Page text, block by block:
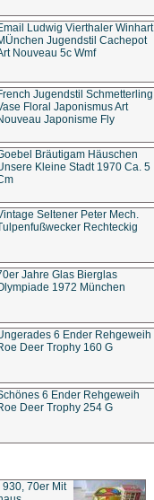
Ludwig Vierthaler Winhart
Jugendstil Cachepot
Nouveau 5c Wmf
Jugendstil Schmetterling
Floral Japonismus Art
Japonisme Fly
Bräutigam Häuschen
Kleine Stadt 1970 Ca. 5
Seltener Peter Mech.
Rechteckig
Jahre Glas Bierglas
1972 München
6 Ender Rehgeweih
Deer Trophy 160 G
6 Ender Rehgeweih
Deer Trophy 254 G
930, 70er Mit